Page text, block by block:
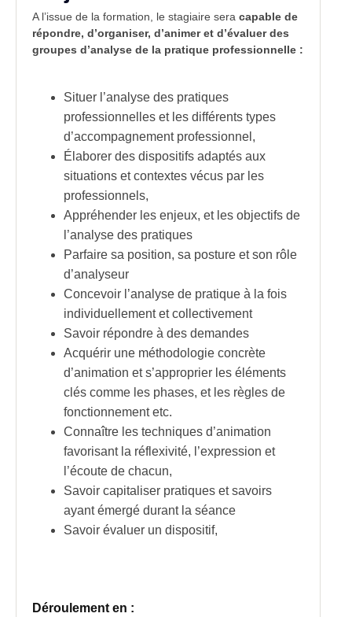
A l’issue de la formation, le stagiaire sera capable de
répondre, d’organiser, d’animer et d’évaluer des
groupes d’analyse de la pratique professionnelle :
Situer l’analyse des pratiques
professionnelles et les différents types
d’accompagnement professionnel,
Élaborer des dispositifs adaptés aux
situations et contextes vécus par les
professionnels,
Appréhender les enjeux, et les objectifs de
l’analyse des pratiques
Parfaire sa position, sa posture et son rôle
d’analyseur
Concevoir l’analyse de pratique à la fois
individuellement et collectivement
Savoir répondre à des demandes
Acquérir une méthodologie concrète
d’animation et s’approprier les éléments
clés comme les phases, et les règles de
fonctionnement etc.
Connaître les techniques d’animation
favorisant la réflexivité, l’expression et
l’écoute de chacun,
Savoir capitaliser pratiques et savoirs
ayant émergé durant la séance
Savoir évaluer un dispositif,
Déroulement en :